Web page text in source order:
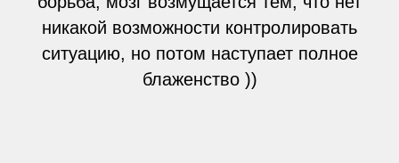
никакой возможности контролировать
ситуацию, но потом наступает полное
блаженство ))